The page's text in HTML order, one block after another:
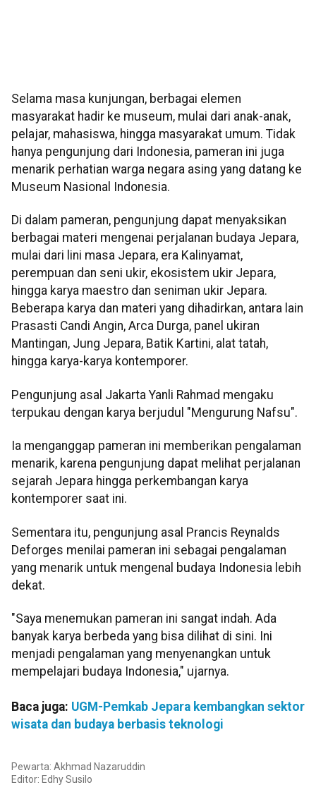
Selama masa kunjungan, berbagai elemen
masyarakat hadir ke museum, mulai dari anak-anak,
pelajar, mahasiswa, hingga masyarakat umum. Tidak
hanya pengunjung dari Indonesia, pameran ini juga
menarik perhatian warga negara asing yang datang ke
Museum Nasional Indonesia.
Di dalam pameran, pengunjung dapat menyaksikan
berbagai materi mengenai perjalanan budaya Jepara,
mulai dari lini masa Jepara, era Kalinyamat,
perempuan dan seni ukir, ekosistem ukir Jepara,
hingga karya maestro dan seniman ukir Jepara.
Beberapa karya dan materi yang dihadirkan, antara lain
Prasasti Candi Angin, Arca Durga, panel ukiran
Mantingan, Jung Jepara, Batik Kartini, alat tatah,
hingga karya-karya kontemporer.
Pengunjung asal Jakarta Yanli Rahmad mengaku
terpukau dengan karya berjudul "Mengurung Nafsu".
Ia menganggap pameran ini memberikan pengalaman
menarik, karena pengunjung dapat melihat perjalanan
sejarah Jepara hingga perkembangan karya
kontemporer saat ini.
Sementara itu, pengunjung asal Prancis Reynalds
Deforges menilai pameran ini sebagai pengalaman
yang menarik untuk mengenal budaya Indonesia lebih
dekat.
"Saya menemukan pameran ini sangat indah. Ada
banyak karya berbeda yang bisa dilihat di sini. Ini
menjadi pengalaman yang menyenangkan untuk
mempelajari budaya Indonesia," ujarnya.
Baca juga: UGM-Pemkab Jepara kembangkan sektor
wisata dan budaya berbasis teknologi
Pewarta: Akhmad Nazaruddin
Editor: Edhy Susilo